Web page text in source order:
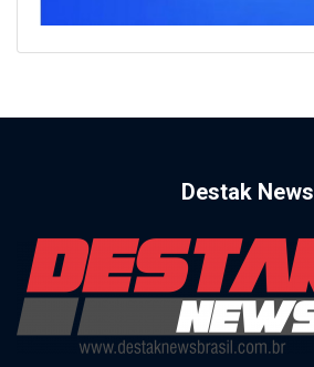
Destak News